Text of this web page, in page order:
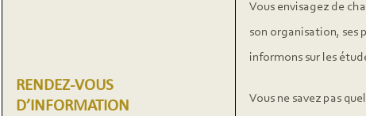
RENDEZ-VOUS
D’INFORMATION
Vous envisagez de
son organisation, ses
informons sur les
Vous ne savez pas